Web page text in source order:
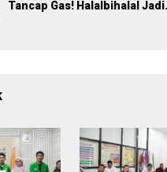
Tancap Gas! Halalbihalal Jadi